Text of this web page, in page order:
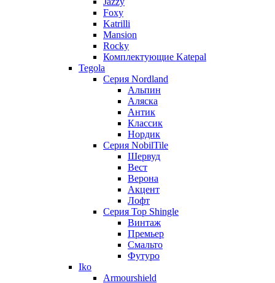
Foxy
Katrilli
Mansion
Rocky
Комплектующие Katepal
Tegola
Серия Nordland
Альпин
Аляска
Антик
Классик
Нордик
Серия NobilTile
Шервуд
Вест
Верона
Акцент
Лофт
Серия Top Shingle
Винтаж
Премьер
Смальто
Футуро
Iko
Armourshield